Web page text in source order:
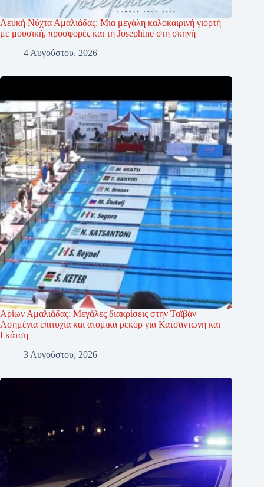
Λευκή Νύχτα Αμαλιάδας: Μια μεγάλη καλοκαιρινή γιορτή
με μουσική, προσφορές και τη Josephine στη σκηνή
4 Αυγούστου, 2026
Αρίων Αμαλιάδας: Μεγάλες διακρίσεις στην Ταϊβάν –
Ασημένια επιτυχία και ατομικά ρεκόρ για Κατσαντώνη και
Γκάτση
3 Αυγούστου, 2026